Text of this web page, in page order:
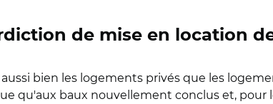
de mise en location
bien les logements privés que les
qu'aux baux nouvellement conclus et,